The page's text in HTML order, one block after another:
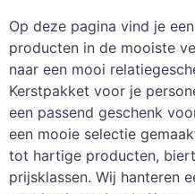
Op deze pagina vind je
producten in de mooiste
naar een mooi
Kerstpakket voor je
een passend geschenk
een mooie selectie
tot hartige producten,
prijsklassen. Wij hanteren